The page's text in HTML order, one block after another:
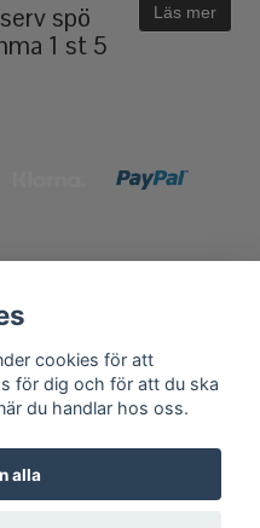
spö
1 st 5
Läs mer
Anmäl
Sverige AB:
,Grillexpert.se
cookies för att
för dig och för att du ska
du handlar hos oss.
alla